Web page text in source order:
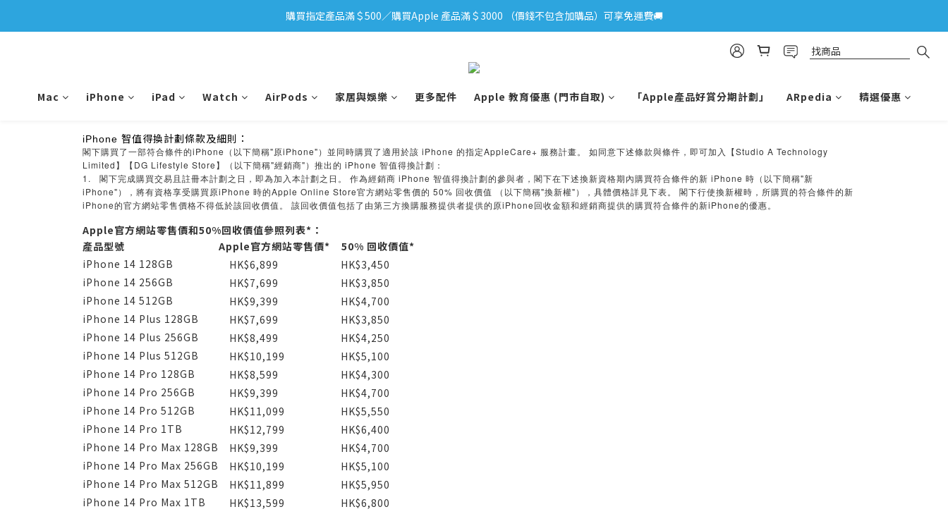
iPhone 17 系列新登場！立即訂購
購買指定產品滿＄500／購買Apple 產品滿＄3000 （價錢不包含加購品）可享免運費🚚
Mac iPhone iPad Watch AirPods 家居與娛樂 更多配件 Apple 教育優惠 (門市自取) 「Apple產品好賞分期計劃」 ARpedia 精選優惠
iPhone 智值得換計劃條款及細則：
閣下購買了一部符合條件的iPhone（以下簡稱"原iPhone"）並同時購買了適用於該 iPhone 的指定AppleCare+ 服務計畫。 如同意下述條款與條件，即可加入【Studio A Technology
Limited】【DG Lifestyle Store】（以下簡稱"經銷商"）推出的 iPhone 智值得換計劃：
1.
閣下完成購買交易且註冊本計劃之日，即為加入本計劃之日。 作為經銷商 iPhone 智值得換計劃的參與者，閣下在下述換新資格期內購買符合條件的新 iPhone 時（以下簡稱"新
iPhone" ），將有資格享受購買原iPhone 時的Apple Online Store官方網站零售價的 50% 回收價值 （以下簡稱"換新權" ），具體價格詳見下表。 閣下行使換新權時，所購買的符合條件的新
iPhone的官方網站零售價格不得低於該回收價值。 該回收價值包括了由第三方換購服務提供者提供的原iPhone 回收金額和經銷商提供的購買符合條件的新iPhone的優惠。
Apple官方網站零售價和50%回收價值參照列表*：
產品型號
Apple官方網站零售價* 50% 回收價值*
iPhone 14 128GB
HK$6,899
HK$3,450
iPhone 14 256GB
HK$7,699
HK$3,850
iPhone 14 512GB
HK$9,399
HK$4,700
iPhone 14 Plus 128GB
HK$7,699
HK$3,850
iPhone 14 Plus 256GB
HK$8,499
HK$4,250
iPhone 14 Plus 512GB
HK$10,199
HK$5,100
iPhone 14 Pro 128GB
HK$8,599
HK$4,300
iPhone 14 Pro 256GB
HK$9,399
HK$4,700
iPhone 14 Pro 512GB
HK$11,099
HK$5,550
iPhone 14 Pro 1TB
HK$12,799
HK$6,400
iPhone 14 Pro Max 128GB
HK$9,399
HK$4,700
iPhone 14 Pro Max 256GB
HK$10,199
HK$5,100
iPhone 14 Pro Max 512GB
HK$11,899
HK$5,950
iPhone 14 Pro Max 1TB
HK$13,599 HK$6,800